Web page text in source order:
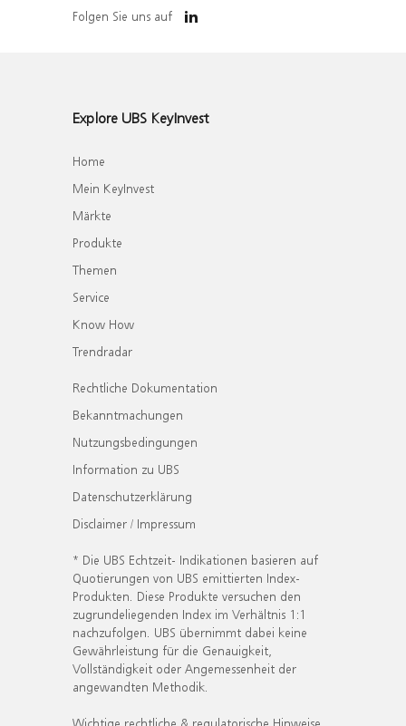
Folgen Sie uns auf
Explore UBS KeyInvest
Home
Mein KeyInvest
Märkte
Produkte
Themen
Service
Know How
Trendradar
Rechtliche Dokumentation
Bekanntmachungen
Nutzungsbedingungen
Information zu UBS
Datenschutzerklärung
Disclaimer / Impressum
* Die UBS Echtzeit- Indikationen basieren auf
Quotierungen von UBS emittierten Index-
Produkten. Diese Produkte versuchen den
zugrundeliegenden Index im Verhältnis 1:1
nachzufolgen. UBS übernimmt dabei keine
Gewährleistung für die Genauigkeit,
Vollständigkeit oder Angemessenheit der
angewandten Methodik.